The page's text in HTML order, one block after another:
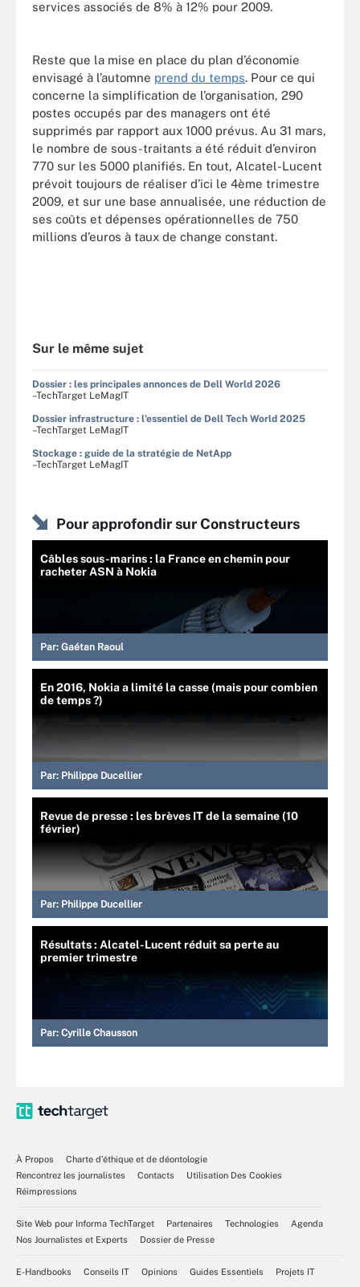
services associés de 8% à 12% pour 2009.
Reste que la mise en place du plan d’économie
envisagé à l’automne prend du temps. Pour ce qui
concerne la simplification de l’organisation, 290
postes occupés par des managers ont été
supprimés par rapport aux 1000 prévus. Au 31 mars,
le nombre de sous-traitants a été réduit d’environ
770 sur les 5000 planifiés. En tout, Alcatel-Lucent
prévoit toujours de réaliser d’ici le 4ème trimestre
2009, et sur une base annualisée, une réduction de
ses coûts et dépenses opérationnelles de 750
millions d’euros à taux de change constant.
Sur le même sujet
Dossier : les principales annonces de Dell World 2026
–TechTarget LeMagIT
Dossier infrastructure : l'essentiel de Dell Tech World 2025
–TechTarget LeMagIT
Stockage : guide de la stratégie de NetApp
–TechTarget LeMagIT
Pour approfondir sur Constructeurs
Câbles sous-marins : la France en chemin pour
racheter ASN à Nokia
Par: Gaétan Raoul
En 2016, Nokia a limité la casse (mais pour combien
de temps ?)
Par: Philippe Ducellier
Revue de presse : les brèves IT de la semaine (10
février)
Par: Philippe Ducellier
Résultats : Alcatel-Lucent réduit sa perte au
premier trimestre
Par: Cyrille Chausson
À Propos
Charte d’éthique et de déontologie
Rencontrez les journalistes
Contacts
Utilisation Des Cookies
Réimpressions
Site Web pour Informa TechTarget Partenaires Technologies
Agenda
Nos Journalistes et Experts
Dossier de Presse
E-Handbooks Conseils IT Opinions Guides Essentiels Projets IT